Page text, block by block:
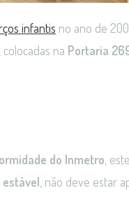
infantis no ano de
na Portaria
do Inmetro ,
estável , não deve estar